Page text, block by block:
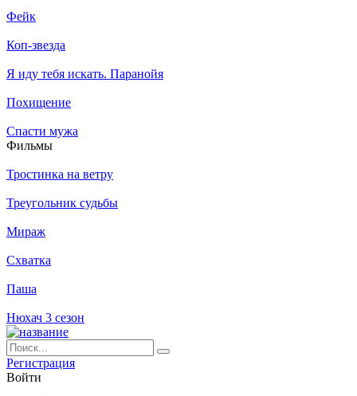
Фейк
Коп-звезда
Я иду тебя искать. Паранойя
Похищение
Спасти мужа
Филь­мы
Тростинка на ветру
Треугольник судьбы
Мираж
Схватка
Паша
Нюхач 3 сезон
Ре­ги­ст­ра­ция
Вой­ти